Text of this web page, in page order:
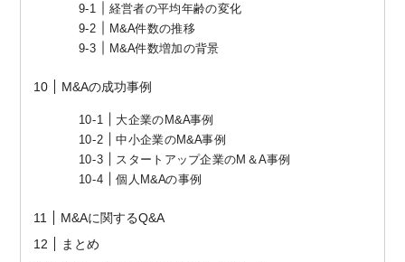
経営者の平均年齢の変化
M&A件数の推移
M&A件数増加の背景
M&Aの成功事例
大企業のM&A事例
中小企業のM&A事例
スタートアップ企業のM＆A事例
個人M&Aの事例
M&Aに関するQ&A
まとめ